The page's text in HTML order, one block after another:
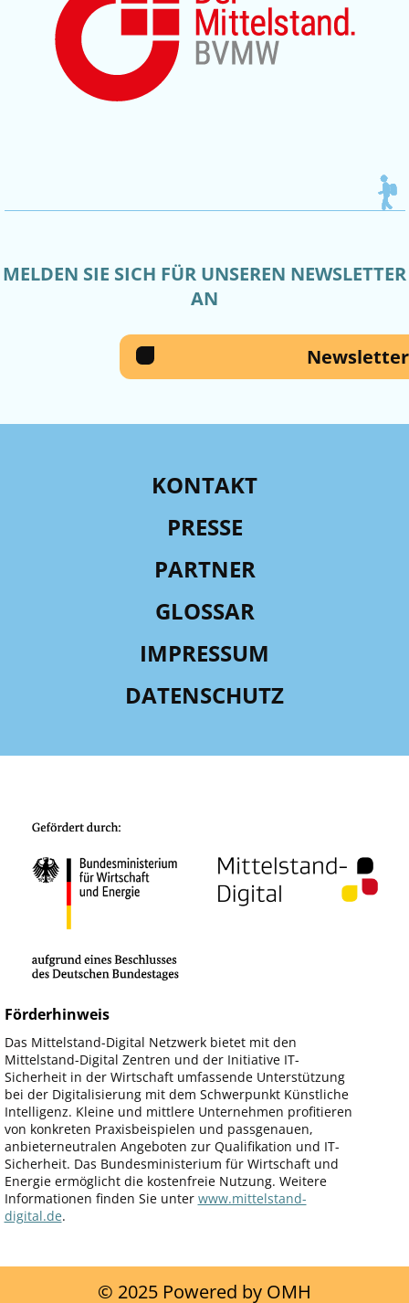
MELDEN SIE SICH FÜR UNSEREN NEWSLETTER
AN
Newsletter
KONTAKT
PRESSE
PARTNER
GLOSSAR
IMPRESSUM
DATENSCHUTZ
Förderhinweis
Das Mittelstand-Digital Netzwerk bietet mit den
Mittelstand-Digital Zentren und der Initiative IT-
Sicherheit in der Wirtschaft umfassende Unterstützung
bei der Digitalisierung mit dem Schwerpunkt Künstliche
Intelligenz. Kleine und mittlere Unternehmen profitieren
von konkreten Praxisbeispielen und passgenauen,
anbieterneutralen Angeboten zur Qualifikation und IT-
Sicherheit. Das Bundesministerium für Wirtschaft und
Energie ermöglicht die kostenfreie Nutzung. Weitere
Informationen finden Sie unter www.mittelstand-
digital.de.
© 2025 Powered by OMH